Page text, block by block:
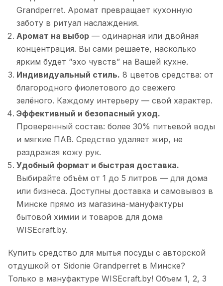
Grandperret. Аромат превращает кухонную
заботу в ритуал наслаждения.
Аромат на выбор — одинарная или двойная
концентрация. Вы сами решаете, насколько
ярким будет “эхо чувств” на Вашей кухне.
Индивидуальный стиль. 8 цветов средства: от
благородного фиолетового до свежего
зелёного. Каждому интерьеру — свой характер.
Эффективный и безопасный уход.
Проверенный состав: более 30% питьевой воды
и мягкие ПАВ. Средство удаляет жир, не
раздражая кожу рук.
Удобный формат и быстрая доставка.
Выбирайте объём от 1 до 5 литров — для дома
или бизнеса. Доступны доставка и самовывоз в
Минске прямо из магазина-мануфактуры
бытовой химии и товаров для дома
WISEcraft.by.
Купить средство для мытья посуды с авторской
отдушкой от Sidonie Grandperret в Минске?
Только в мануфактуре WISEcraft.by! Объем 1, 2, 3